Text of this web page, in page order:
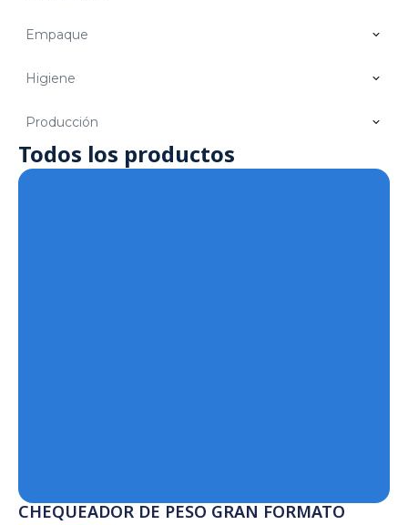
Empaque
Higiene
Producción
Todos los productos
CHEQUEADOR DE PESO GRAN FORMATO